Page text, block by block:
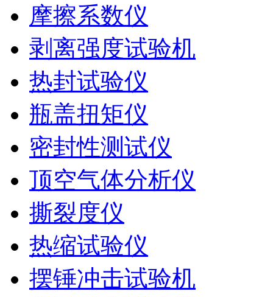
摩擦系数仪
剥离强度试验机
热封试验仪
瓶盖扭矩仪
密封性测试仪
顶空气体分析仪
撕裂度仪
热缩试验仪
摆锤冲击试验机